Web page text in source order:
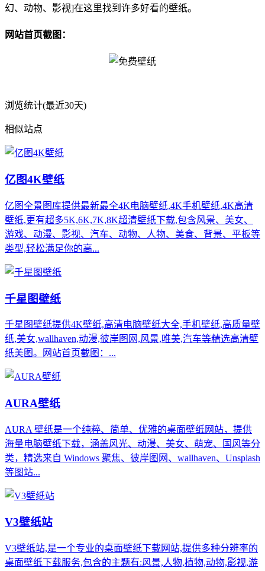
幻、动物、影视]在这里找到许多好看的壁纸。
网站首页截图：
浏览统计(最近30天)
相似站点
亿图4K壁纸
亿图全景图库提供最新最全4K电脑壁纸,4K手机壁纸,4K高清
壁纸,更有超多5K,6K,7K,8K超清壁纸下载,包含风景、美女、
游戏、动漫、影视、汽车、动物、人物、美食、背景、平板等
类型,轻松满足你的高...
千星图壁纸
千星图壁纸提供4K壁纸,高清电脑壁纸大全,手机壁纸,高质量壁
纸,美女,wallhaven,动漫,彼岸图网,风景,唯美,汽车等精选高清壁
纸美图。网站首页截图：...
AURA壁纸
AURA 壁纸是一个纯粹、简单、优雅的桌面壁纸网站，提供
海量电脑壁纸下载，涵盖风光、动漫、美女、萌宠、国风等分
类，精选来自 Windows 聚焦、彼岸图网、wallhaven、Unsplash
等图站...
V3壁纸站
V3壁纸站,是一个专业的桌面壁纸下载网站,提供多种分辨率的
桌面壁纸下载服务,包含的主题有:风景,人物,植物,动物,影视,游